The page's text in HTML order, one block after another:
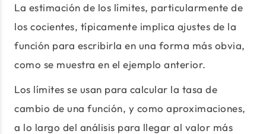
La estimación de los límites, particularmente de
los cocientes, típicamente implica ajustes de la
función para escribirla en una forma más obvia,
como se muestra en el ejemplo anterior.
Los límites se usan para calcular la tasa de
cambio de una función, y como aproximaciones,
a lo largo del análisis para llegar al valor más